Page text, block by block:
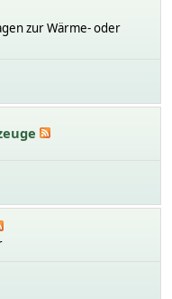
zur Wärme- oder